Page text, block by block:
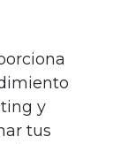
y
tus